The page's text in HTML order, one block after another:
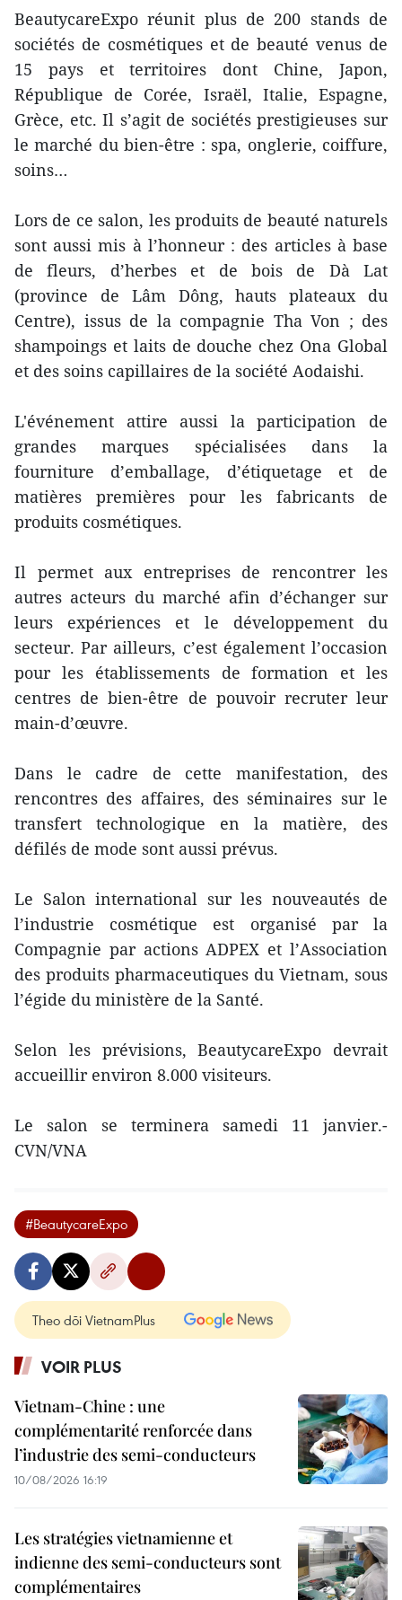
BeautycareExpo réunit plus de 200 stands de
sociétés de cosmétiques et de beauté venus de
15 pays et territoires dont Chine, Japon,
République de Corée, Israël, Italie, Espagne,
Grèce, etc. Il s’agit de sociétés prestigieuses sur
le marché du bien-être : spa, onglerie, coiffure,
soins…
Lors de ce salon, les produits de beauté naturels
sont aussi mis à l’honneur : des articles à base
de fleurs, d’herbes et de bois de Dà Lat
(province de Lâm Dông, hauts plateaux du
Centre), issus de la compagnie Tha Von ; des
shampoings et laits de douche chez Ona Global
et des soins capillaires de la société Aodaishi.
L'événement attire aussi la participation de
grandes marques spécialisées dans la
fourniture d’emballage, d’étiquetage et de
matières premières pour les fabricants de
produits cosmétiques.
Il permet aux entreprises de rencontrer les
autres acteurs du marché afin d’échanger sur
leurs expériences et le développement du
secteur. Par ailleurs, c’est également l’occasion
pour les établissements de formation et les
centres de bien-être de pouvoir recruter leur
main-d’œuvre.
Dans le cadre de cette manifestation, des
rencontres des affaires, des séminaires sur le
transfert technologique en la matière, des
défilés de mode sont aussi prévus.
Le Salon international sur les nouveautés de
l’industrie cosmétique est organisé par la
Compagnie par actions ADPEX et l’Association
des produits pharmaceutiques du Vietnam, sous
l’égide du ministère de la Santé.
Selon les prévisions, BeautycareExpo devrait
accueillir environ 8.000 visiteurs.
Le salon se terminera samedi 11 janvier.-
CVN/VNA
#BeautycareExpo
Theo dõi VietnamPlus
VOIR PLUS
Vietnam-Chine : une
complémentarité renforcée dans
l’industrie des semi-conducteurs
10/08/2026 16:19
Les stratégies vietnamienne et
indienne des semi-conducteurs sont
complémentaires